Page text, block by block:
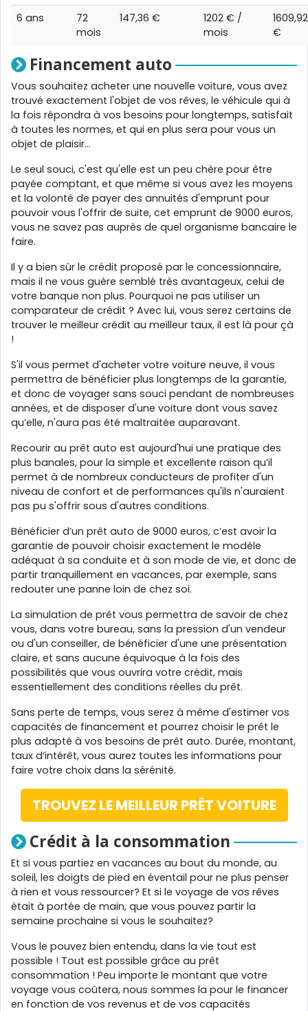
6 ans
72
mois
147,36 €
1202 € /
mois
1609,92
€
Financement auto
Vous souhaitez acheter une nouvelle voiture, vous avez
trouvé exactement l'objet de vos rêves, le véhicule qui à
la fois répondra à vos besoins pour longtemps, satisfait
à toutes les normes, et qui en plus sera pour vous un
objet de plaisir...
Le seul souci, c'est qu'elle est un peu chère pour être
payée comptant, et que même si vous avez les moyens
et la volonté de payer des annuités d'emprunt pour
pouvoir vous l'offrir de suite, cet emprunt de 9000 euros,
vous ne savez pas auprès de quel organisme bancaire le
faire.
Il y a bien sûr le crédit proposé par le concessionnaire,
mais il ne vous guère semblé très avantageux, celui de
votre banque non plus. Pourquoi ne pas utiliser un
comparateur de crédit ? Avec lui, vous serez certains de
trouver le meilleur crédit au meilleur taux, il est là pour çà
!
S'il vous permet d'acheter votre voiture neuve, il vous
permettra de bénéficier plus longtemps de la garantie,
et donc de voyager sans souci pendant de nombreuses
années, et de disposer d'une voiture dont vous savez
qu’elle, n'aura pas été maltraitée auparavant.
Recourir au prêt auto est aujourd'hui une pratique des
plus banales, pour la simple et excellente raison qu’il
permet à de nombreux conducteurs de profiter d'un
niveau de confort et de performances qu'ils n'auraient
pas pu s'offrir sous d'autres conditions.
Bénéficier d’un prêt auto de 9000 euros, c’est avoir la
garantie de pouvoir choisir exactement le modèle
adéquat à sa conduite et à son mode de vie, et donc de
partir tranquillement en vacances, par exemple, sans
redouter une panne loin de chez soi.
La simulation de prêt vous permettra de savoir de chez
vous, dans votre bureau, sans la pression d'un vendeur
ou d'un conseiller, de bénéficier d'une une présentation
claire, et sans aucune équivoque à la fois des
possibilités que vous ouvrira votre crédit, mais
essentiellement des conditions réelles du prêt.
Sans perte de temps, vous serez à même d'estimer vos
capacités de financement et pourrez choisir le prêt le
plus adapté à vos besoins de prêt auto. Durée, montant,
taux d’intérêt, vous aurez toutes les informations pour
faire votre choix dans la sérénité.
TROUVEZ LE MEILLEUR PRÊT VOITURE
Crédit à la consommation
Et si vous partiez en vacances au bout du monde, au
soleil, les doigts de pied en éventail pour ne plus penser
à rien et vous ressourcer? Et si le voyage de vos rêves
était à portée de main, que vous pouvez partir la
semaine prochaine si vous le souhaitez?
Vous le pouvez bien entendu, dans la vie tout est
possible ! Tout est possible grâce au prêt
consommation ! Peu importe le montant que votre
voyage vous coûtera, nous sommes la pour le financer
en fonction de vos revenus et de vos capacités